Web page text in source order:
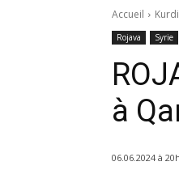
Accueil
Rojava Syrie
à
06.06.2024 à